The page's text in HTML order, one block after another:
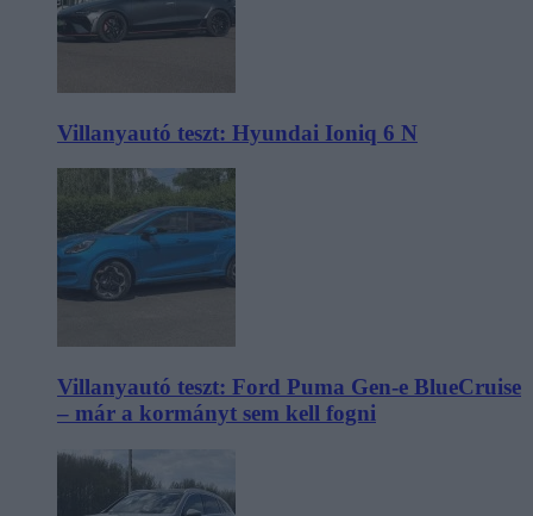
Villanyautó teszt: Hyundai Ioniq 6 N
Villanyautó teszt: Ford Puma Gen-e BlueCruise
– már a kormányt sem kell fogni